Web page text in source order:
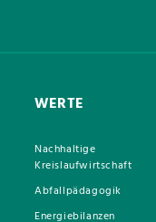
WERTE
Nachhaltige
Kreislaufwirtschaft
Abfallpädagogik
Energiebilanzen